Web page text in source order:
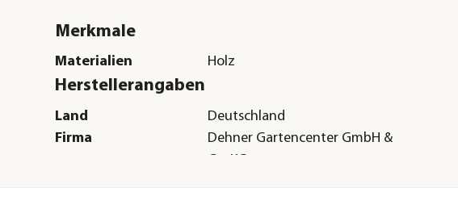
Merkmale
Materialien Holz
Herstellerangaben
Land
Deutschland
Firma
Dehner Gartencenter GmbH &
Co. KG